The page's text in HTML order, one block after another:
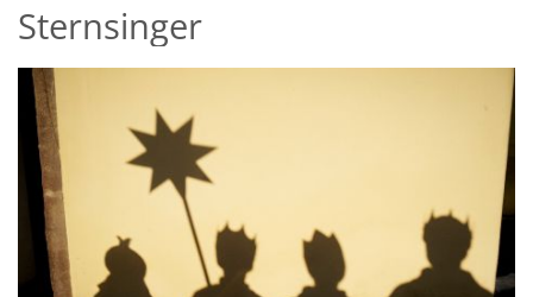
Sternsinger